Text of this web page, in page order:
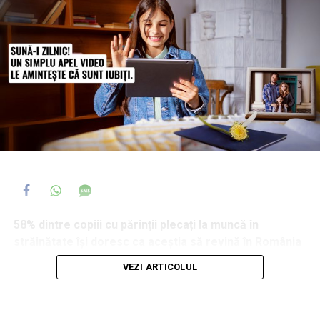
și 44% dintre ei spun că, atunci când se confruntă cu o
problemă serioasă, primul ajutor îl caută tot la părinți,
VEZI ARTICOLUL